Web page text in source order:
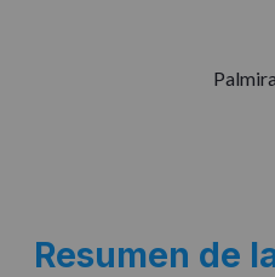
Resumen de